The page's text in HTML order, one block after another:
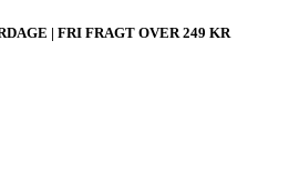
| FRI FRAGT OVER 249 KR